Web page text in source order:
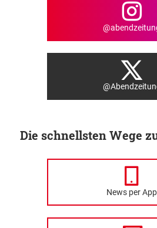
Die schnellsten Wege
News per App